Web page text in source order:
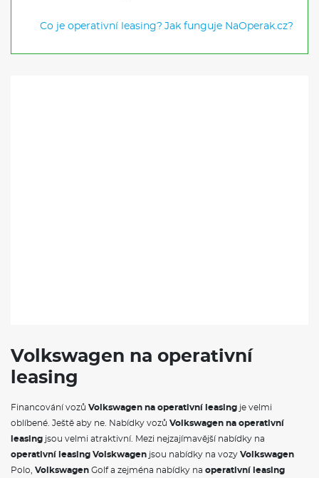
Co je operativní leasing? Jak funguje NaOperak.cz?
Volkswagen na operativní
leasing
Financování vozů Volkswagen na operativní leasing je velmi
oblíbené. Ještě aby ne. Nabídky vozů Volkswagen na operativní
leasing jsou velmi atraktivní. Mezi nejzajímavější nabídky na
operativní leasing Volskwagen jsou nabídky na vozy Volkswagen
Polo, Volkswagen Golf a zejména nabídky na operativní leasing